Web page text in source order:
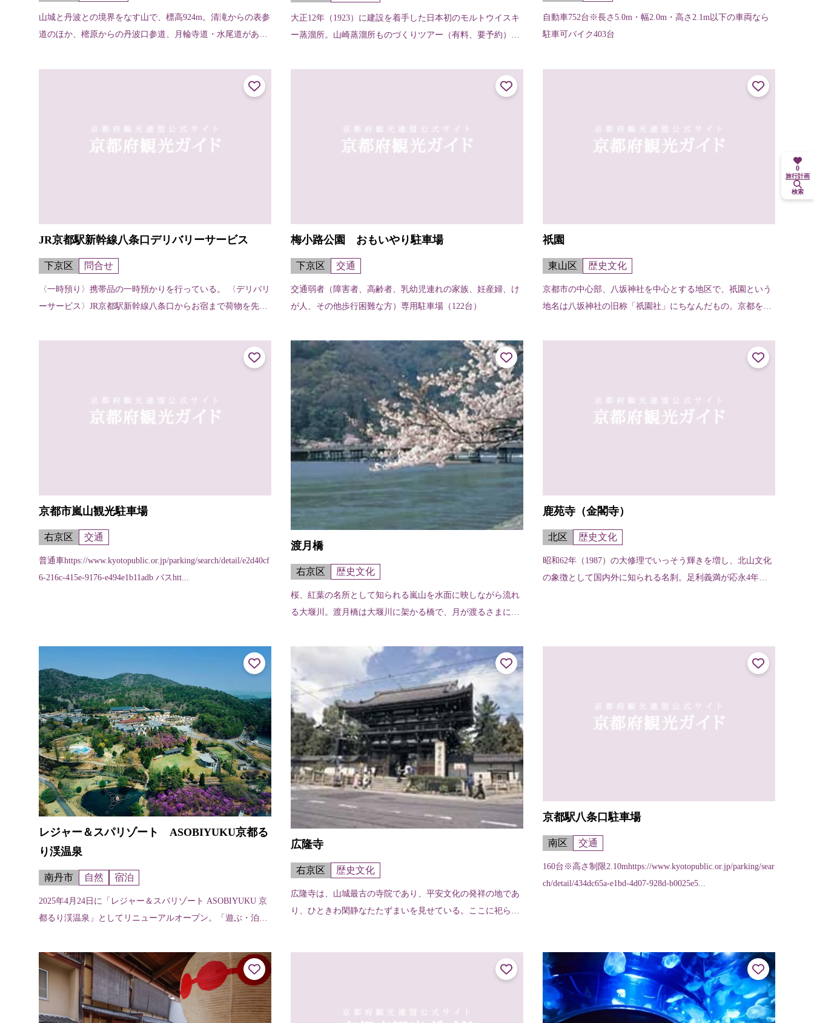
山城と丹波との境界をなす山で、標高924m。清滝からの表参
道のほか、樒原からの丹波口参道、月輪寺道・水尾道がある
頂には愛宕神社があり、古く...
大正12年（1923）に建設を着手した日本初のモルトウイスキ
ー蒸溜所。山崎蒸溜所ものづくりツアー（有料、要予約）で
イスキー原酒のテイスティン...
自動車752台※長さ5.0m・幅2.0m・高さ2.1m以下の車両なら
駐車可バイク403台
JR京都駅新幹線八条口デリバリーサービス
下京区 問合せ
〈一時預り〉携帯品の一時預かりを行っている。 〈デリバリ
ーサービス〉JR京都駅新幹線八条口からお宿まで荷物を先に
能）【申し込み・受け取りの方法...
梅小路公園 おもいやり駐車場
下京区 交通
交通弱者（障害者、高齢者、乳幼児連れの家族、妊産婦、け
が人、その他歩行困難な方）専用駐車場（122台）
祇園
東山区 歴史文化
京都市の中心部、八坂神社を中心とする地区で、祇園という
地名は八坂神社の旧称「祇園社」にちなんだもの。京都を代
川南通・新橋通から南は団栗通まで...
京都市嵐山観光駐車場
右京区 交通
普通車https://www.kyotopublic.or.jp/parking/search/detail/e2d40cf
6-216c-415e-9176-e494e1b11adb バスhtt...
渡月橋
右京区 歴史文化
桜、紅葉の名所として知られる嵐山を水面に映しながら流れ
る大堰川。渡月橋は大堰川に架かる橋で、月が渡るさまに似
在のものは昭和9年（1934）に...
鹿苑寺（金閣寺）
北区 歴史文化
昭和62年（1987）の大修理でいっそう輝きを増し、北山文化
の象徴として国内外に知られる名刹。足利義満が応永4年（1
レジャー＆スパリゾート ASOBIYUKU京都る
り渓温泉
南丹市 自然 宿泊
2025年4月24日に「レジャー＆スパリゾート ASOBIYUKU 京
都るり渓温泉」としてリニューアルオープン。「遊ぶ・泊ま
たリゾートとして...
広隆寺
右京区 歴史文化
広隆寺は、山城最古の寺院であり、平安文化の発祥の地であ
り、ひときわ閑静なたたずまいを見せている。ここに祀られ
京都駅八条口駐車場
南区 交通
160台※高さ制限2.10mhttps://www.kyotopublic.or.jp/parking/sear
ch/detail/434dc65a-e1bd-4d07-928d-b0025e5...
0
旅行計画
検索